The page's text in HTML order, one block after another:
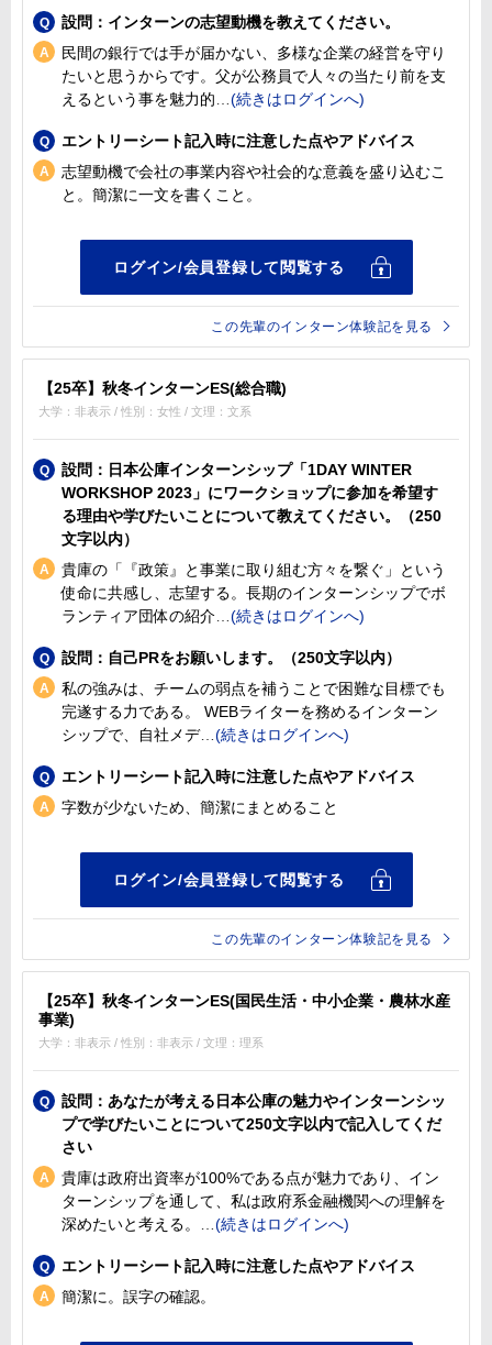
設問：インターンの志望動機を教えてください。
民間の銀行では手が届かない、多様な企業の経営を守り
たいと思うからです。父が公務員で人々の当たり前を支
えるという事を魅力的
エントリーシート記入時に注意した点やアドバイス
志望動機で会社の事業内容や社会的な意義を盛り込むこ
と。簡潔に一文を書くこと。
この先輩のインターン体験記を見る
【25卒】秋冬インターンES(総合職)
大学：非表示 / 性別：女性 / 文理：文系
設問：日本公庫インターンシップ「1DAY WINTER
WORKSHOP 2023」にワークショップに参加を希望す
る理由や学びたいことについて教えてください。（250
文字以内）
貴庫の「『政策』と事業に取り組む方々を繋ぐ」という
使命に共感し、志望する。長期のインターンシップでボ
ランティア団体の紹介
設問：自己PRをお願いします。（250文字以内）
私の強みは、チームの弱点を補うことで困難な目標でも
完遂する力である。 WEBライターを務めるインターン
シップで、自社メデ
エントリーシート記入時に注意した点やアドバイス
字数が少ないため、簡潔にまとめること
この先輩のインターン体験記を見る
【25卒】秋冬インターンES(国民生活・中小企業・農林水産
事業)
大学：非表示 / 性別：非表示 / 文理：理系
設問：あなたが考える日本公庫の魅力やインターンシッ
プで学びたいことについて250文字以内で記入してくだ
さい
貴庫は政府出資率が100%である点が魅力であり、イン
ターンシップを通して、私は政府系金融機関への理解を
深めたいと考える。
エントリーシート記入時に注意した点やアドバイス
簡潔に。誤字の確認。